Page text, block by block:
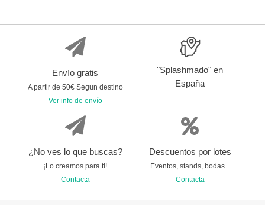
Envío gratis
A partir de 50€ Segun destino
Ver info de envío
"Splashmado" en
España
¿No ves lo que buscas?
¡Lo creamos para ti!
Contacta
Descuentos por lotes
Eventos, stands, bodas...
Contacta